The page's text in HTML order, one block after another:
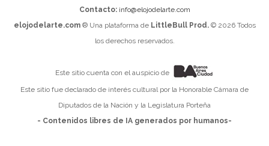
Contacto: info@elojodelarte.com
elojodelarte.com® Una plataforma de LittleBull Prod.© 2026 Todos
los derechos reservados.
Este sitio cuenta con el auspicio de
Este sitio fue declarado de interés cultural por la Honorable Cámara de
Diputados de la Nación y la Legislatura Porteña
- Contenidos libres de IA generados por humanos-